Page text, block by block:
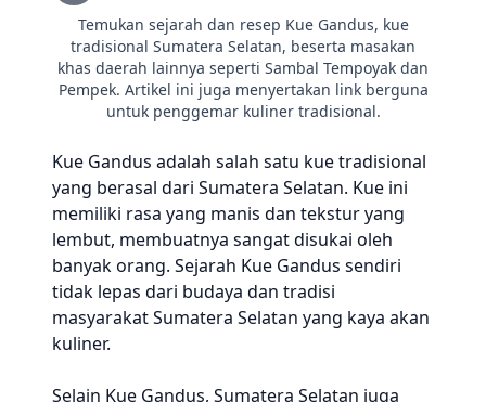
Temukan sejarah dan resep Kue Gandus, kue
tradisional Sumatera Selatan, beserta masakan
khas daerah lainnya seperti Sambal Tempoyak dan
Pempek. Artikel ini juga menyertakan link berguna
untuk penggemar kuliner tradisional.
Kue Gandus adalah salah satu kue tradisional
yang berasal dari Sumatera Selatan. Kue ini
memiliki rasa yang manis dan tekstur yang
lembut, membuatnya sangat disukai oleh
banyak orang. Sejarah Kue Gandus sendiri
tidak lepas dari budaya dan tradisi
masyarakat Sumatera Selatan yang kaya akan
kuliner.
Selain Kue Gandus, Sumatera Selatan juga